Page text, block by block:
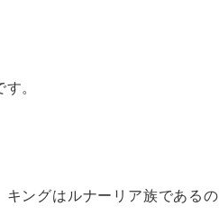
。
ングはルナーリア族であるの